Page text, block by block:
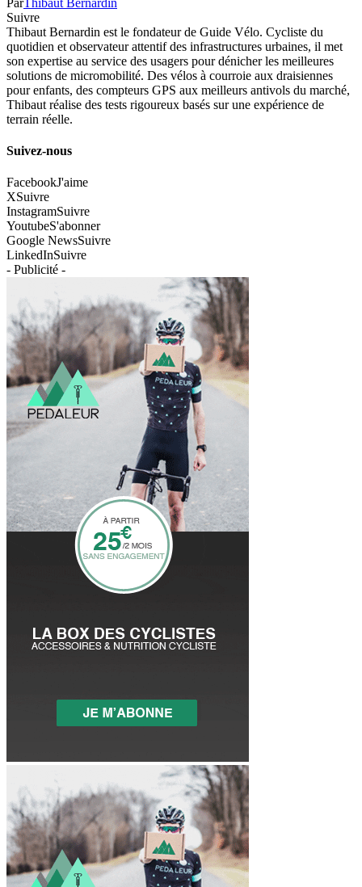
Suivre
Thibaut Bernardin est le fondateur de Guide Vélo. Cycliste du
quotidien et observateur attentif des infrastructures urbaines, il met
son expertise au service des usagers pour dénicher les meilleures
solutions de micromobilité. Des vélos à courroie aux draisiennes
pour enfants, des compteurs GPS aux meilleurs antivols du marché,
Thibaut réalise des tests rigoureux basés sur une expérience de
terrain réelle.
Suivez-nous
FacebookJ'aime
XSuivre
InstagramSuivre
YoutubeS'abonner
Google NewsSuivre
LinkedInSuivre
- Publicité -